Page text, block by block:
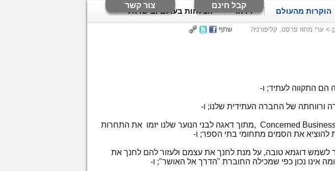
צור קשר קבל חינם
הוקרות מהעולם וידאו
הצלחות בעולם ובישראל
שתף > ערי מחוז פרסנו, קליפורניה
הם התקווה לעתיד; ו-
ורווחתה של החברה העתידית שלנו; ו-
הואיל, ו- Concerned Businessmen's Association of America ,מתוך דאגה לבני הנוער שלנו יזמו את התחרות
להוציא את הסמים מתחומי בתי הספר; ו-
לשמש דוגמא טובה, על מנת לחנך את עצמם ולעזור להם לחנך את
אינו נכון כפי שמכילה החוברת "הדרך אל האושר"; ו-